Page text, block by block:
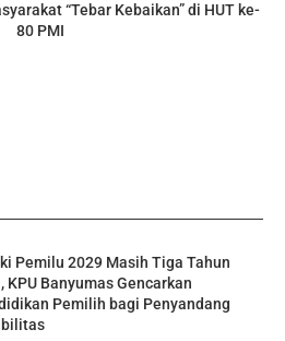
“Tebar Kebaikan” di HUT ke-
80 PMI
Pemilu 2029 Masih Tiga Tahun
KPU Banyumas Gencarkan
Pemilih bagi Penyandang